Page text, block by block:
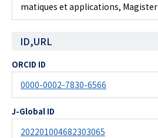
matiques et applications,
ID,URL
ORCID ID
0000-0002-7830-6566
J-Global ID
202201004682303065